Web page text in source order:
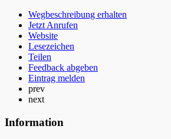
Wegbeschreibung erhalten
Jetzt Anrufen
Website
Lesezeichen
Teilen
Feedback abgeben
Eintrag melden
prev
next
Information